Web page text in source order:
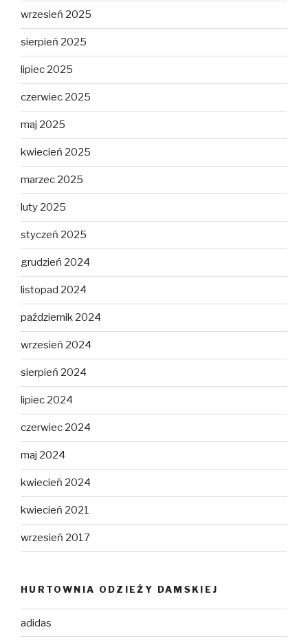
wrzesień 2025
sierpień 2025
lipiec 2025
czerwiec 2025
maj 2025
kwiecień 2025
marzec 2025
luty 2025
styczeń 2025
grudzień 2024
listopad 2024
październik 2024
wrzesień 2024
sierpień 2024
lipiec 2024
czerwiec 2024
maj 2024
kwiecień 2024
kwiecień 2021
wrzesień 2017
HURTOWNIA ODZIEŻY DAMSKIEJ
adidas